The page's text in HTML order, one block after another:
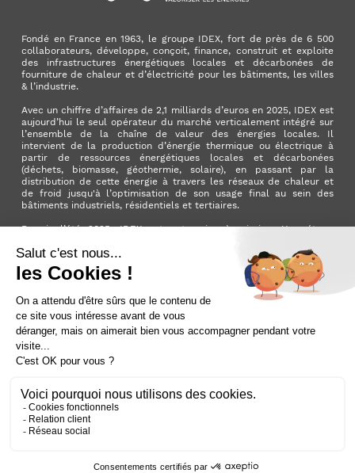
Fondé en France en 1963, le groupe IDEX, fort de près de 6 500
collaborateurs, développe, conçoit, finance, construit et exploite
des infrastructures énergétiques locales et décarbonées de
fourniture de chaleur et d’électricité pour les bâtiments, les villes
& l’industrie.
Avec un chiffre d’affaires de 2,1 milliards d’euros en 2025, IDEX est
aujourd’hui le seul opérateur du marché verticalement intégré sur
l’ensemble de la chaîne de valeur des énergies locales. Il
intervient de la production d’énergie thermique ou électrique à
partir de ressources énergétiques locales et décarbonées
(déchets, biomasse, géothermie, solaire), en passant par la
distribution de cette énergie à travers les réseaux de chaleur et
de froid jusqu'à l’optimisation de son usage final au sein des
bâtiments industriels, résidentiels et tertiaires.
Depuis l’été 2025, IDEX est entreprise à mission. Une étape
positif pour la planète et pour la société.
FacebookInstagramYouTube
Mentions légales